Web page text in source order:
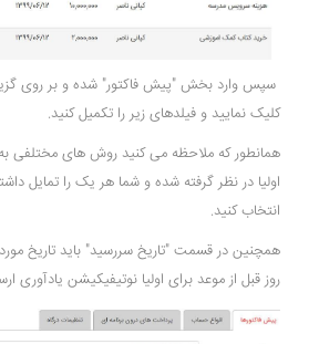
سپس وارد بخش "پیش فاکتور" شده و بر روی
کلیک نمایید و فیلدهای زیر را تکمیل کنید.
همانطور که ملاحظه می کنید روش های مختلفی
اولیا در نظر گرفته شده و شما هر یک را تمایل
انتخاب کنید.
همچنین در قسمت "تاریخ سررسید" باید تاریخ
روز قبل از موعد برای اولیا نوتیفیکیشن یادآوری